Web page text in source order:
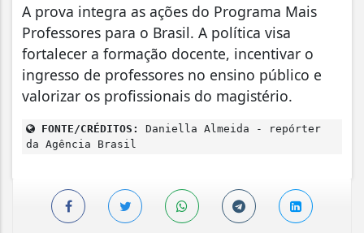
A prova integra as ações do Programa Mais
Professores para o Brasil. A política visa
fortalecer a formação docente, incentivar o
ingresso de professores no ensino público e
valorizar os profissionais do magistério.
FONTE/CRÉDITOS:
Daniella Almeida - repórter
da Agência Brasil